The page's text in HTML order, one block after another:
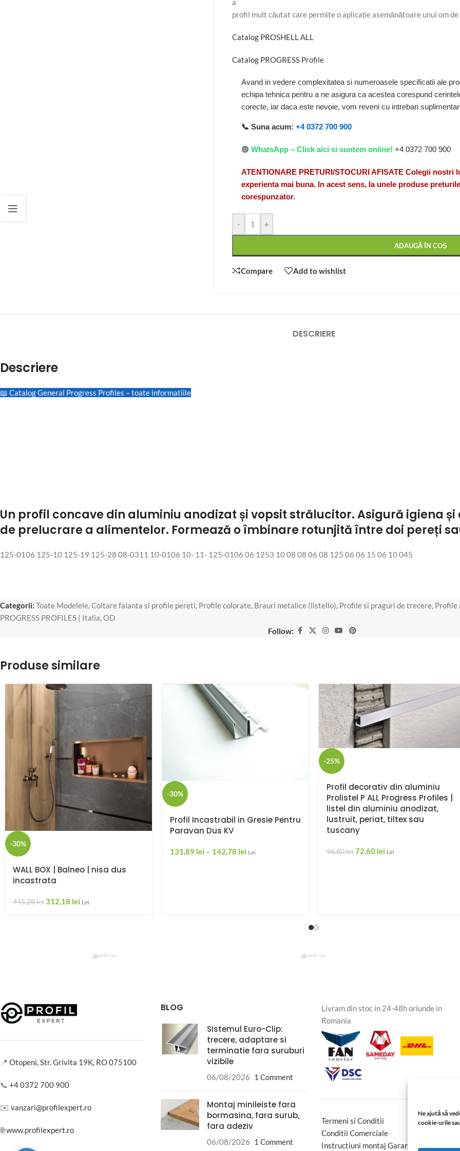
Ne ajută să
cookie-urile
a
profil mult căutat care permite o aplicație asemănătoare unui om de
Catalog PROSHELL ALL
Catalog PROGRESS Profile
Avand in vedere complexitatea si numeroasele specificatii ale
echipa tehnica pentru a ne asigura ca acestea corespund
corecte, iar daca este nevoie, vom reveni cu intrebari
📞 Suna acum: +4 0372 700 900
🟢 WhatsApp – Click aici si suntem online! +4 0372 700 900
ATENTIONARE PRETURI/STOCURI AFISATE Colegii
experienta mai buna. In acest sens, la unele produse
corespunzator.
- +
ADAUGĂ ÎN COȘ
Compare Add to wishlist
DESCRIERE
Descriere
📖 Catalog General Progress Profiles – toate informatiile
Un profil concave din aluminiu anodizat și vopsit strălucitor. Asigură igiena
de prelucrare a alimentelor. Formează o îmbinare rotunjită între doi pereți
125-0106 125-10 125-19 125-28 08-0311 10-0106 10- 11- 125-0106 06 1253 10 08 08 06 08 125 06 06 15 06 10 045
Categorii: Toate Modelele,Coltare faianta si profile pereti, Profile colorate, Brauri metalice (listello), Profile si praguri de trecere, Profile
PROGRESS PROFILES | Italia,OD
Follow:
Produse similare
-30%
WALL BOX | Balneo | nisa dus
incastrata
445,28lei312,18 lei Lei
-30%
Profil Incastrabil in Gresie Pentru
Paravan Dus KV
131,89 lei – 142,78 lei Lei
-25%
Profil decorativ din aluminiu
Prolistel P ALL Progress Profiles |
listel din aluminiu anodizat,
lustruit, periat, tiltex sau
tuscany
96,80lei72,60 lei Lei
📍 Otopeni, Str. Grivita 19K, RO 075100
📞 +4 0372 700 900
✉️ vanzari@profilexpert.ro
🌐www.profilexpert.ro
BLOG
Sistemul Euro-Clip:
trecere, adaptare si
terminatie fara suruburi
vizibile
06/08/2026 1 Comment
Montaj minileiste fara
bormasina, fara surub,
fara adeziv
06/08/2026 1 Comment
Livram din stoc in 24-48h oriunde in
Romania
Termeni si Conditii
Conditii Comerciale
Instructiuni montaj Garantie